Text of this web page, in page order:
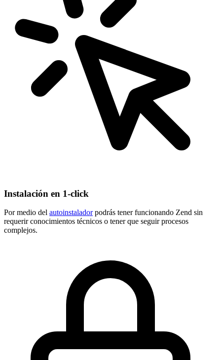
Instalación en 1-click
Por medio del autoinstaladorpodrás tener funcionando Zend sin
requerir conocimientos técnicos o tener que seguir procesos
complejos.